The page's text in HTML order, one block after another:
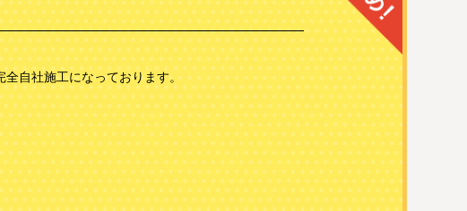
自社施工になっております。